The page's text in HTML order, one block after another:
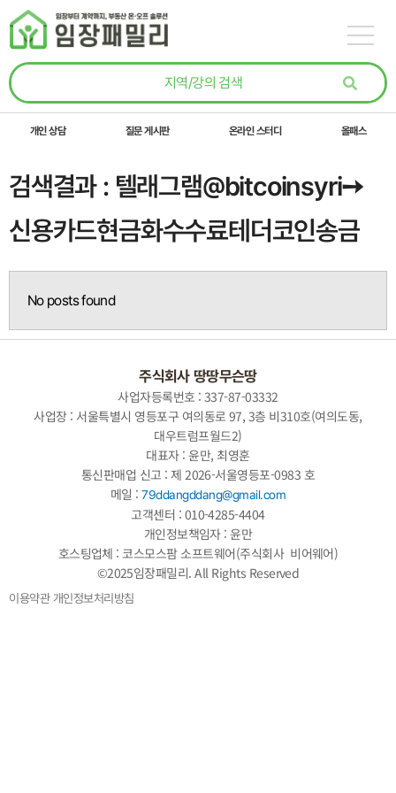
콘텐츠로
건너뛰기
개인 상담 질문 게시판 온라인 스터디 올패스
검색결과 : 텔래그램@bitcoinsyri➙
신용카드현금화수수료테더코인송금
No posts found
주식회사 땅땅무슨땅
사업자등록번호 : 337-87-03332
사업장 : 서울특별시 영등포구 여의동로 97, 3층 비310호(여의도동,
대우트럼프월드2)
대표자 : 윤만, 최영훈
통신판매업 신고 : 제 2026-서울영등포-0983 호
메일 :79ddangddang@gmail.com
고객센터 : 010-4285-4404
개인정보책임자 : 윤만
호스팅업체 : 코스모스팜 소프트웨어(주식회사 비어웨어)
©2025임장패밀리. All Rights Reserved
이용약관개인정보처리방침